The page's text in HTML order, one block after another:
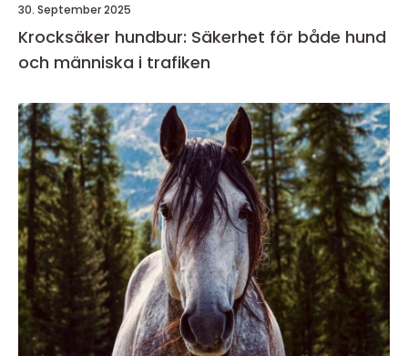
30. September 2025
Krocksäker hundbur: Säkerhet för både hund
och människa i trafiken